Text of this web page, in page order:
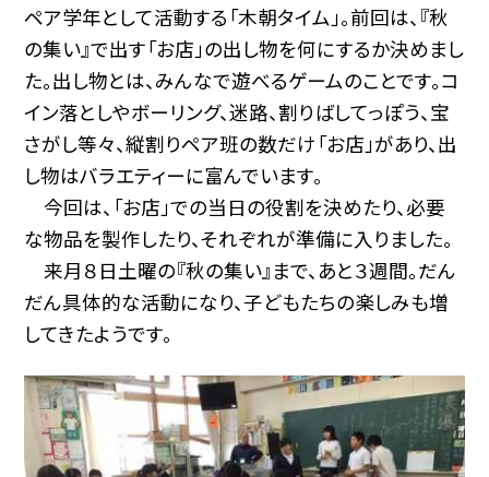
ペア学年として活動する「木朝タイム」。前回は、『秋
の集い』で出す「お店」の出し物を何にするか決めまし
た。出し物とは、みんなで遊べるゲームのことです。コ
イン落としやボーリング、迷路、割りばしてっぽう、宝
さがし等々、縦割りペア班の数だけ「お店」があり、出
し物はバラエティーに富んでいます。
今回は、「お店」での当日の役割を決めたり、必要
な物品を製作したり、それぞれが準備に入りました。
来月８日土曜の『秋の集い』まで、あと３週間。だん
だん具体的な活動になり、子どもたちの楽しみも増
してきたようです。